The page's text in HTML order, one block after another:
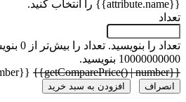
را بنویسید.تعداد را بیش‌تر از 0 بنویسید.
بنویسید.
{{getPrice() | number}} تومان
افزودن به سبد خرید